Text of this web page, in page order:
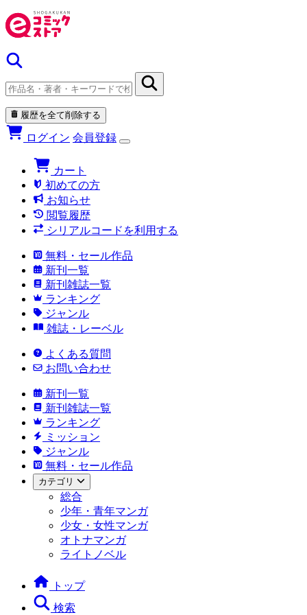
履歴を全て削除する
ログイン 会員登録
カート
初めての方
お知らせ
閲覧履歴
シリアルコードを利用する
無料・セール作品
新刊一覧
新刊雑誌一覧
ランキング
ジャンル
雑誌・レーベル
よくある質問
お問い合わせ
新刊一覧
新刊雑誌一覧
ランキング
ミッション
ジャンル
無料・セール作品
カテゴリ
総合
少年・青年マンガ
少女・女性マンガ
オトナマンガ
ライトノベル
トップ
検索